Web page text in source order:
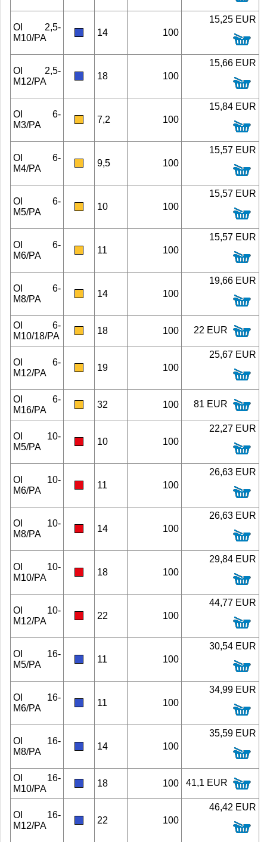
OI 2,5-
M10/PA
14 100
15,25 EUR
OI 2,5-
M12/PA
18 100
15,66 EUR
OI 6-
M3/PA
7,2 100
15,84 EUR
OI 6-
M4/PA
9,5 100
15,57 EUR
OI 6-
M5/PA
10 100
15,57 EUR
OI 6-
M6/PA
11 100
15,57 EUR
OI 6-
M8/PA
14 100
19,66 EUR
OI 6-
M10/18/PA
18 100 22 EUR
OI 6-
M12/PA
19 100
25,67 EUR
OI 6-
M16/PA
32 100 81 EUR
OI 10-
M5/PA
10 100
22,27 EUR
OI 10-
M6/PA
11 100
26,63 EUR
OI 10-
M8/PA
14 100
26,63 EUR
OI 10-
M10/PA
18 100
29,84 EUR
OI 10-
M12/PA
22 100
44,77 EUR
OI 16-
M5/PA
11 100
30,54 EUR
OI 16-
M6/PA
11 100
34,99 EUR
OI 16-
M8/PA
14 100
35,59 EUR
OI 16-
M10/PA
18 100 41,1 EUR
OI 16-
M12/PA
22 100
46,42 EUR